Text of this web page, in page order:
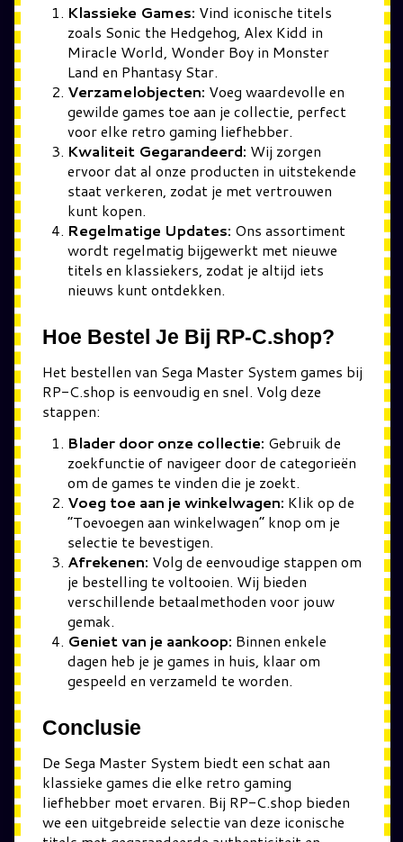
Klassieke Games: Vind iconische titels
zoals Sonic the Hedgehog, Alex Kidd in
Miracle World, Wonder Boy in Monster
Land en Phantasy Star.
Verzamelobjecten: Voeg waardevolle en
gewilde games toe aan je collectie, perfect
voor elke retro gaming liefhebber.
Kwaliteit Gegarandeerd: Wij zorgen
ervoor dat al onze producten in uitstekende
staat verkeren, zodat je met vertrouwen
kunt kopen.
Regelmatige Updates: Ons assortiment
wordt regelmatig bijgewerkt met nieuwe
titels en klassiekers, zodat je altijd iets
nieuws kunt ontdekken.
Hoe Bestel Je Bij RP-C.shop?
Het bestellen van Sega Master System games bij
RP-C.shop is eenvoudig en snel. Volg deze
stappen:
Blader door onze collectie: Gebruik de
zoekfunctie of navigeer door de categorieën
om de games te vinden die je zoekt.
Voeg toe aan je winkelwagen: Klik op de
“Toevoegen aan winkelwagen” knop om je
selectie te bevestigen.
Afrekenen: Volg de eenvoudige stappen om
je bestelling te voltooien. Wij bieden
verschillende betaalmethoden voor jouw
gemak.
Geniet van je aankoop: Binnen enkele
dagen heb je je games in huis, klaar om
gespeeld en verzameld te worden.
Conclusie
De Sega Master System biedt een schat aan
klassieke games die elke retro gaming
liefhebber moet ervaren. Bij RP-C.shop bieden
we een uitgebreide selectie van deze iconische